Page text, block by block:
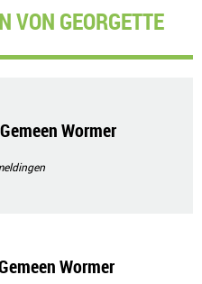
VON GEORGETTE
Wormer
Wormer